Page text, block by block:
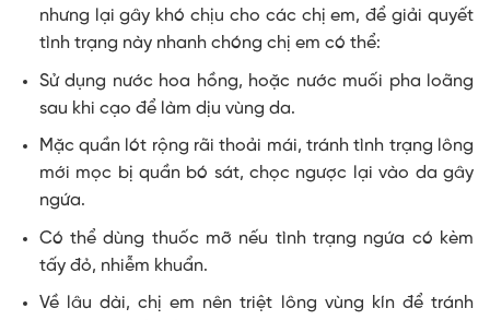
nhưng lại gây khó chịu cho các chị em, để giải quyết
tình trạng này nhanh chóng chị em có thể:
Sử dụng nước hoa hồng, hoặc nước muối pha loãng
sau khi cạo để làm dịu vùng da.
Mặc quần lót rộng rãi thoải mái, tránh tình trạng lông
mới mọc bị quần bó sát, chọc ngược lại vào da gây
ngứa.
Có thể dùng thuốc mỡ nếu tình trạng ngứa có kèm
tấy đỏ, nhiễm khuẩn.
Về lâu dài, chị em nên triệt lông vùng kín để tránh